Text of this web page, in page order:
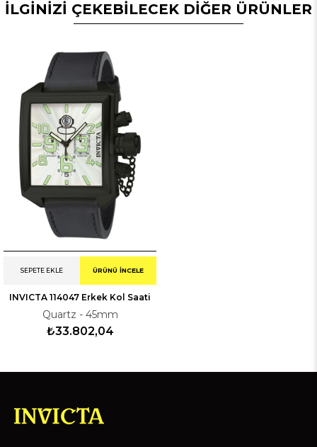
İLGİNİZİ ÇEKEBİLECEK DİĞER ÜRÜNLER
INVICTA 114047 Erkek Kol Saati
Quartz - 45mm
₺33.802,04
SEPETE EKLE ÜRÜNÜ İNCELE